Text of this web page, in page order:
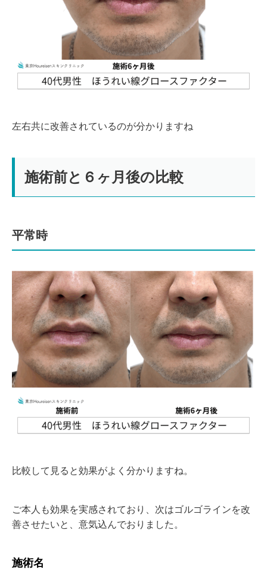
左右共に改善されているのが分かりますね
施術前と６ヶ月後の比較
平常時
比較して見ると効果がよく分かりますね。
ご本人も効果を実感されており、次はゴルゴラインを改
善させたいと、意気込んでおりました。
施術名⁡